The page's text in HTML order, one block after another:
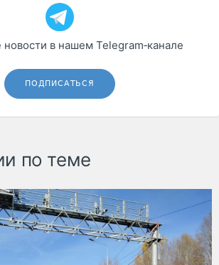
новости в нашем Telegram‑канале
ПОДПИСАТЬСЯ
по теме